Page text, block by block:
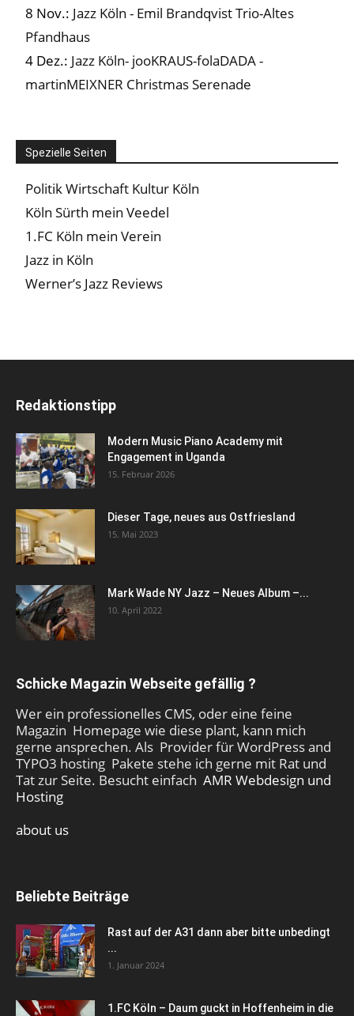
8 Nov.: Jazz Köln - Emil Brandqvist Trio-Altes
Pfandhaus
4 Dez.: Jazz Köln- jooKRAUS-folaDADA -
martinMEIXNER Christmas Serenade
Spezielle Seiten
Politik Wirtschaft Kultur Köln
Köln Sürth mein Veedel
1.FC Köln mein Verein
Jazz in Köln
Werner’s Jazz Reviews
Redaktionstipp
Modern Music Piano Academy mit
Engagement in Uganda
15. Februar 2026
Dieser Tage, neues aus Ostfriesland
15. Mai 2023
Mark Wade NY Jazz – Neues Album –...
10. April 2022
Schicke Magazin Webseite gefällig ?
Wer ein professionelles CMS, oder eine feine
Magazin Homepage wie diese plant, kann mich
gerne ansprechen. Als Provider für WordPress and
TYPO3 hosting Pakete stehe ich gerne mit Rat und
Tat zur Seite. Besucht einfach AMR Webdesign und
Hosting
about us
Beliebte Beiträge
Rast auf der A31 dann aber bitte unbedingt
...
1. Januar 2024
1.FC Köln – Daum guckt in Hoffenheim in die